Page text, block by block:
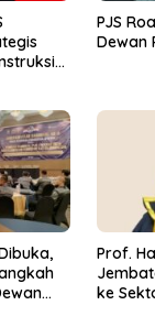
PJS
Dewan
Prof.
ke